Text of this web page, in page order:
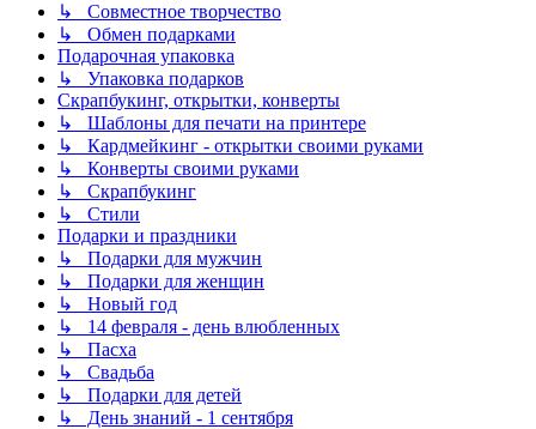
↳ Совместное творчество
↳ Обмен подарками
Подарочная упаковка
↳ Упаковка подарков
Скрапбукинг, открытки, конверты
↳ Шаблоны для печати на принтере
↳ Кардмейкинг - открытки своими руками
↳ Конверты своими руками
↳ Скрапбукинг
↳ Стили
Подарки и праздники
↳ Подарки для мужчин
↳ Подарки для женщин
↳ Новый год
↳ 14 февраля - день влюбленных
↳ Пасха
↳ Свадьба
↳ Подарки для детей
↳ День знаний - 1 сентября